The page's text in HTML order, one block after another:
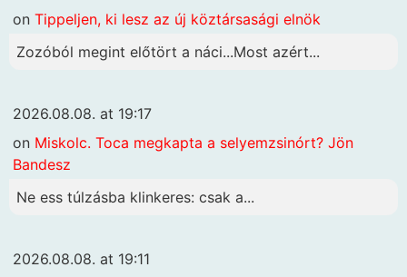
on Tippeljen, ki lesz az új köztársasági elnök
Zozóból megint előtört a náci...Most azért...
2026.08.08. at 19:17
on Miskolc. Toca megkapta a selyemzsinórt? Jön
Bandesz
Ne ess túlzásba klinkeres: csak a...
2026.08.08. at 19:11